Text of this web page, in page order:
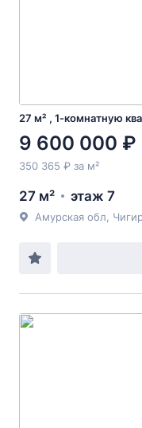
27 м² , 1-комнатную
9 600 000 ₽
350 365 ₽ за м²
27 м² этаж 7
Амурская обл,